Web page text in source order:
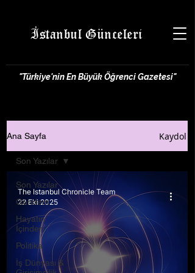
İstanbul Günceleri
"Türkiye'nin En Büyük Öğrenci Gazetesi"
Ana Sayfa Kaydol
Son Yazılar
Gündem
Hayatın
İçinden
Politika
İş Dünyası &
Son Yazılar
The Istanbul Chronicle Team
22 Eki 2025